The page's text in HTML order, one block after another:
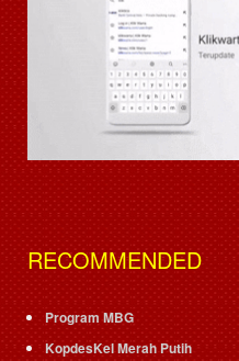
RECOMMENDED
Program MBG
KopdesKel Merah Putih